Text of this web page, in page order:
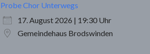
Probe Chor Unterwegs
17. August 2026 | 19:30 Uhr
Gemeindehaus Brodswinden